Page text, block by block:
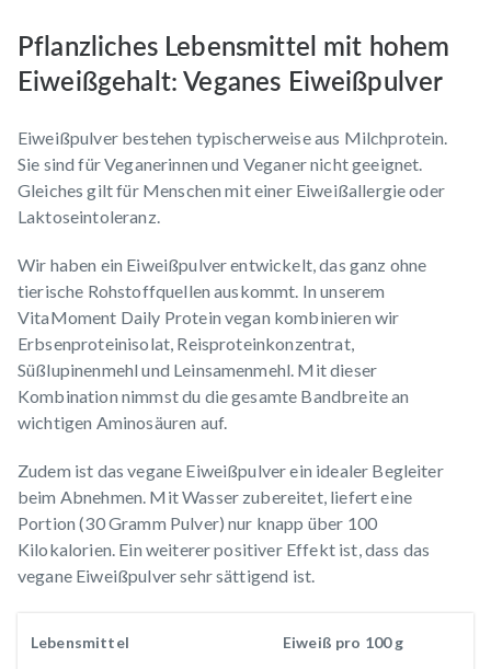
Pflanzliches Lebensmittel mit hohem
Eiweißgehalt: Veganes Eiweißpulver
Eiweißpulver bestehen typischerweise aus Milchprotein.
Sie sind für Veganerinnen und Veganer nicht geeignet.
Gleiches gilt für Menschen mit einer Eiweißallergie oder
Laktoseintoleranz.
Wir haben ein Eiweißpulver entwickelt, das ganz ohne
tierische Rohstoffquellen auskommt. In unserem
VitaMoment Daily Protein vegan kombinieren wir
Erbsenproteinisolat, Reisproteinkonzentrat,
Süßlupinenmehl und Leinsamenmehl. Mit dieser
Kombination nimmst du die gesamte Bandbreite an
wichtigen Aminosäuren auf.
Zudem ist das vegane Eiweißpulver ein idealer Begleiter
beim Abnehmen. Mit Wasser zubereitet, liefert eine
Portion (30 Gramm Pulver) nur knapp über 100
Kilokalorien. Ein weiterer positiver Effekt ist, dass das
vegane Eiweißpulver sehr sättigend ist.
Lebensmittel Eiweiß pro 100 g